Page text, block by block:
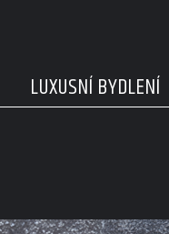
LUXUSNÍ BYDLENÍ